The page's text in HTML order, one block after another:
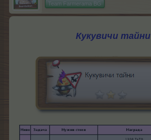
Team Farmerama BG
Кукувичи тайни